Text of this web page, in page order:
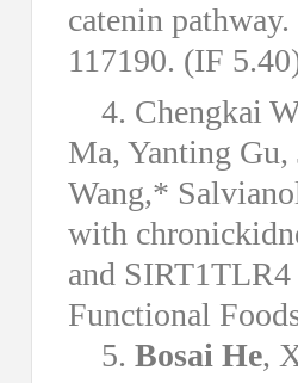
catenin
117190. (IF
4. Chengkai
Ma, Yanting
Wang,*
with
and
Functional
5. Bosai He,